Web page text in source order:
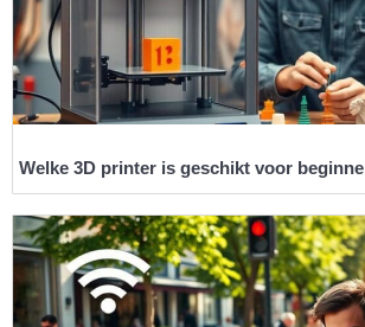
Welke 3D printer is geschikt voor